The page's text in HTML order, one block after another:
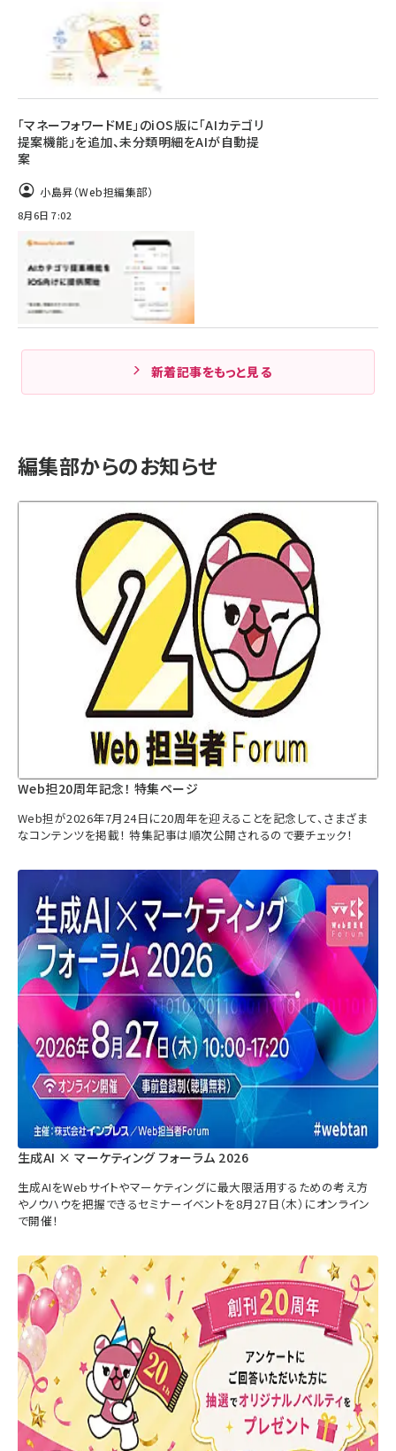
「マネーフォワードME」のiOS版に「AIカテゴリ
提案機能」を追加、未分類明細をAIが自動提
案
小島昇（Web担編集部）
8月6日 7:02
新着記事をもっと見る
編集部からのお知らせ
Web担20周年記念！ 特集ページ
Web担が2026年7月24日に20周年を迎えることを記念して、さまざま
なコンテンツを掲載！ 特集記事は順次公開されるので要チェック！
生成AI × マーケティング フォーラム 2026
生成AIをWebサイトやマーケティングに最大限活用するための考え方
やノウハウを把握できるセミナーイベントを8月27日（木）にオンライン
で開催！